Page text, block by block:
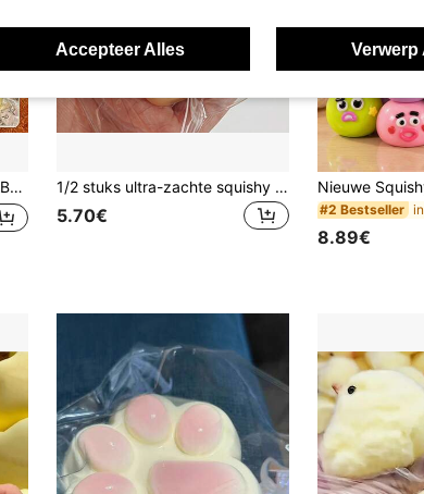
Verpakking) 1/2 stuks ultra-zachte squishy toast speelgoed | Perfect voor kantoorbureaus, Pasen en verjaardagscadeaus voor klasgenoten en studenten, interactief speelgoed, vrolijk gezicht toast speelgoed om te knijpen, Taba squish, fidget speelgoed, feestcadeautjes voor kinderen, tassen zijn willekeurig
5.70€ #2 Bestseller
8.89€
Accepteer Alles Verwerp